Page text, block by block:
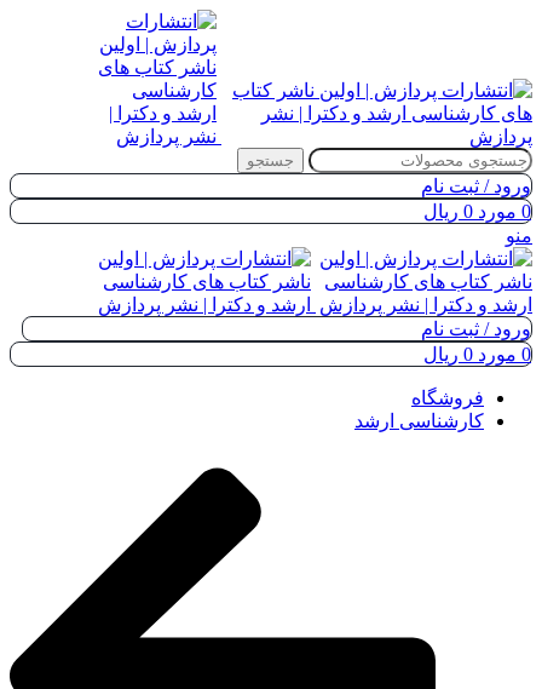
جستجو
ورود / ثبت نام
0 مورد 0 ریال
منو
ورود / ثبت نام
0 مورد 0 ریال
فروشگاه
کارشناسی ارشد